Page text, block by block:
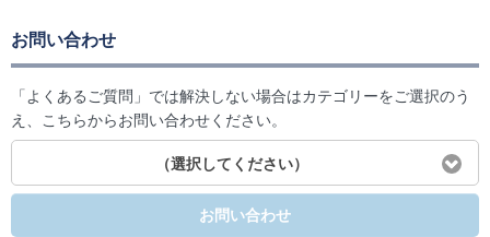
お問い合わせ
「よくあるご質問」では解決しない場合はカテゴリーをご選択のう
え、こちらからお問い合わせください。
（選択してください）
お問い合わせ